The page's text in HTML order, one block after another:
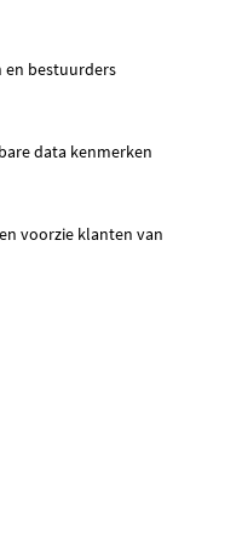
en bestuurders
data kenmerken
voorzie klanten van